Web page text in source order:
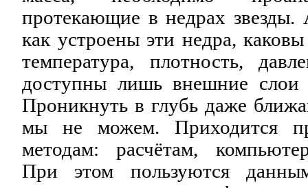
протекающие в недрах звезды.
как устроены эти недра,
температура, плотность,
доступны лишь внешние слои
Проникнуть в глубь даже
мы не можем. Приходится
методам: расчётам,
При этом пользуются